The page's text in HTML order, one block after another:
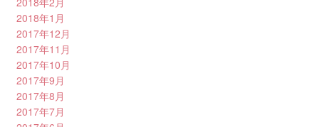
2018年1月
2017年12月
2017年11月
2017年10月
2017年9月
2017年8月
2017年7月